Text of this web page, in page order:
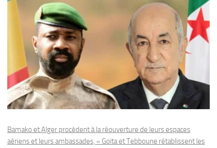
Bamako et Alger procèdent à la réouverture de leurs espaces
aériens et leurs ambassades, « Goïta et Tebboune rétablissent les